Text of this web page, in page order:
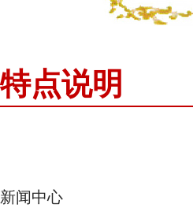
特点说明
新闻中心